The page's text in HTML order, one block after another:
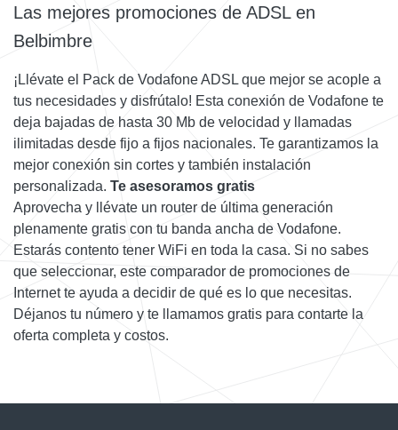
Las mejores promociones de ADSL en
Belbimbre
¡Llévate el Pack de Vodafone ADSL que mejor se acople a
tus necesidades y disfrútalo! Esta conexión de Vodafone te
deja bajadas de hasta 30 Mb de velocidad y llamadas
ilimitadas desde fijo a fijos nacionales. Te garantizamos la
mejor conexión sin cortes y también instalación
personalizada. Te asesoramos gratis
Aprovecha y llévate un router de última generación
plenamente gratis con tu banda ancha de Vodafone.
Estarás contento tener WiFi en toda la casa. Si no sabes
que seleccionar, este comparador de promociones de
Internet te ayuda a decidir de qué es lo que necesitas.
Déjanos tu número y te llamamos gratis para contarte la
oferta completa y costos.